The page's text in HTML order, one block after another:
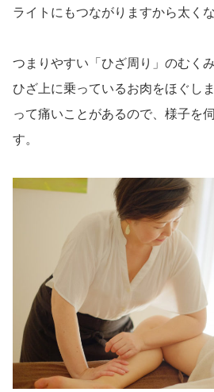
ライトにもつながりますから太くな
つまりやすい「ひざ周り」のむく
ひざ上に乗っているお肉をほぐし
って痛いことがあるので、様子を
す。